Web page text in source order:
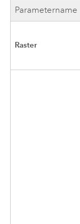
Parametername
Raster